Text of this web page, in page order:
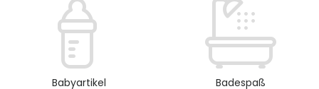
Babyartikel Badespaß